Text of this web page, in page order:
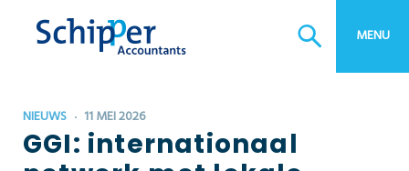
MENU
NIEUWS 11 MEI 2026
GGI: internationaal